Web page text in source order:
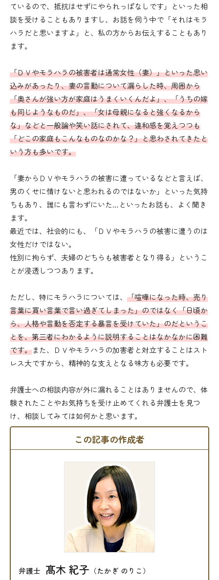
ているので、抵抗はせずにやられっぱなしです」といった相
談を受けることもありますし、お話を伺う中で「それはモラ
ハラだと思いますよ」と、私の方からお伝えすることもあり
ます。
「ＤＶやモラハラの被害者は通常女性（妻）」といった思い
込みがあったり、妻の言動について漏らした時、周囲から
「奥さんが強い方が家庭はうまくいくんだよ」、「うちの嫁
も同じようなものだ」、「女は母親になると強くなるから
な」などと一般論や笑い話にされて、違和感を覚えつつも
「どこの家庭もこんなものなのかな？」と思わされてきたと
いう方も多いです。
「妻からＤＶやモラハラの被害に遭っているなどと言えば、
男のくせに情けないと思われるのではないか」といった気持
ちもあり、誰にも言わずにいた…といったお話も、よく聞き
ます。
最近では、社会的にも、「ＤＶやモラハラの被害に遭うのは
女性だけではない。
性別に拘らず、夫婦のどちらも被害者となり得る」というこ
とが浸透しつつあります。
ただし、特にモラハラについては、 「喧嘩になった時、売り
言葉に買い言葉で言い過ぎてしまった」のではなく「日頃か
ら、人格や言動を否定する暴言を受けていた」のだというこ
とを、第三者にわかるように説明することはなかなかに困難
です。また、ＤＶやモラハラの加害者と対立することはスト
レス大ですから、精神的な支えとなる味方も必要です。
弁護士への相談内容が外に漏れることはありませんので、体
験されたことやお気持ちを受け止めてくれる弁護士を見つ
け、相談してみては如何かと思います。
この記事の作成者
弁護士 髙木 紀子 （たかぎ のりこ）